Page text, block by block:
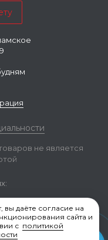
не является
даёте согласие на
сайта и
с политикой